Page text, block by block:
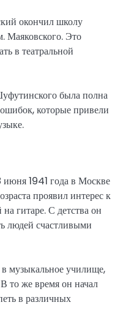
окончил школу
Маяковского. Это
в театральной
была полна
которые привели
1941 года в Москве
проявил интерес к
гитаре. С детства он
людей счастливыми
музыкальное училище,
то же время он начал
в различных